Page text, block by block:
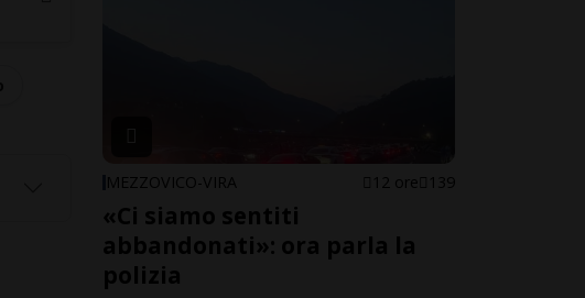
MEZZOVICO-VIRA 12 ore 139
«Ci siamo sentiti
abbandonati»: ora parla la
polizia